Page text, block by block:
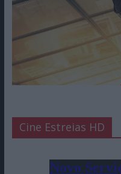
Cine Estreias HD